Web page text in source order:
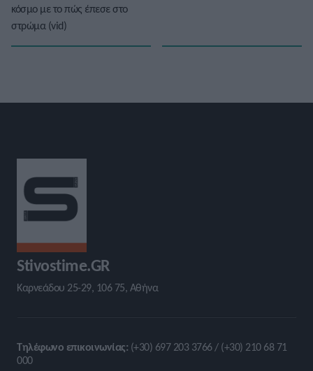
κόσμο με το πώς έπεσε στο
στρώμα (vid)
Stivostime.GR
Καρνεάδου 25-29, 106 75, Αθήνα
Τηλέφωνο επικοινωνίας: (+30) 697 203 3766 / (+30) 210 68 71
000